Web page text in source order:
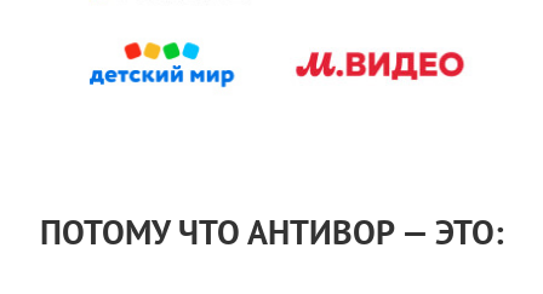
ПОТОМУ ЧТО АНТИВОР — ЭТО: